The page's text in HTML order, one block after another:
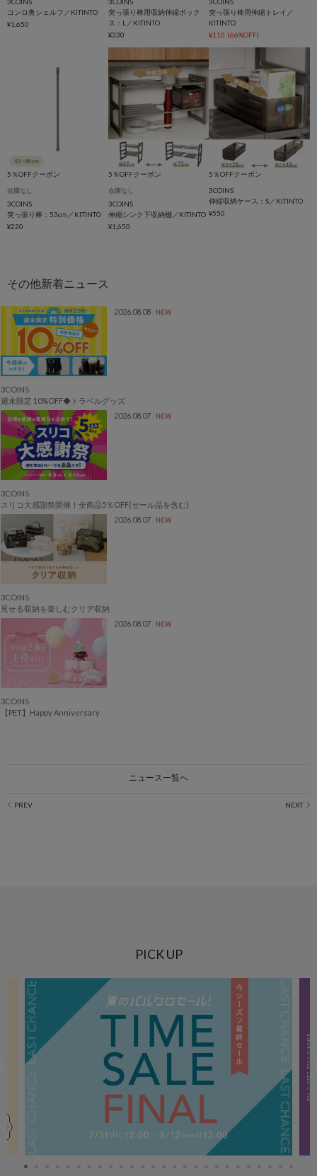
コンロ奥シェルフ／KITINTO
¥1,650
突っ張り棒用収納伸縮ボック
ス：L／KITINTO
¥330
突っ張り棒用伸縮トレイ／
KITINTO
¥110 (66%OFF)
5％OFFクーポン
在庫なし
3COINS
突っ張り棒：53cm／KITINTO
¥220
5％OFFクーポン
在庫なし
3COINS
伸縮シンク下収納棚／KITINTO
¥1,650
5％OFFクーポン
3COINS
伸縮収納ケース：S／KITINTO
¥550
2026.08.08 NEW
3COINS
週末限定 10%OFF◆トラベルグッズ
2026.08.07
NEW
3COINS
スリコ大感謝祭開催！全商品5％OFF(セール品を含む)
2026.08.07
NEW
3COINS
見せる収納を楽しむクリア収納
2026.08.07
NEW
3COINS
【PET】Happy Anniversary
ニュース一覧へ
PICK UP